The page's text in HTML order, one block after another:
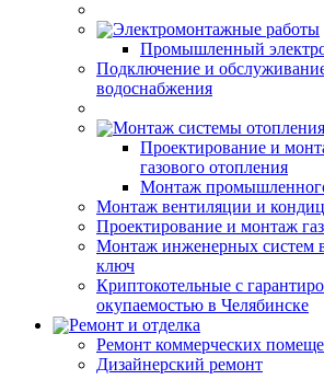
Электромонтажные работы
Промышленный
Подключение и
водоснабжения
Монтаж системы отопления
Проектирование и
газового отопления
Монтаж
Монтаж вентиляции и
Проектирование и монтаж
Монтаж инженерных систем
ключ
Криптокотельные с
окупаемостью в Челябинске
Ремонт и отделка
Ремонт коммерческих
Дизайнерский ремонт